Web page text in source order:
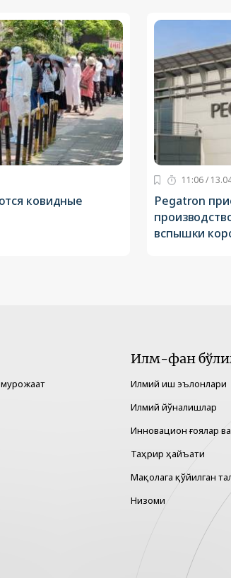
ковидные
11:06 /
Pegatron
вспышки
Илм-фан
Илмий иш эълонлари
Илмий йўналишлар
Инновацион ғоялар
Таҳрир ҳайъати
Мақолага қўйилган
Низоми